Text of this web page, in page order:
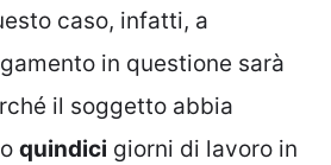
caso, infatti, a
in questione sarà
il soggetto abbia
quindici giorni di lavoro in